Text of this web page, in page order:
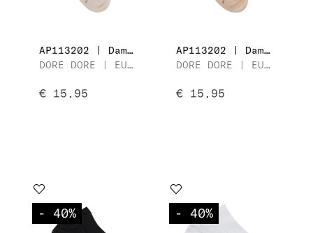
AP113202 | Dames Sneaker
DORE DORE | EUREKA COTON EGYPTIEN
€ 15.95
AP113202 | Dames Sneaker
DORE DORE | EUREKA COTON EGYPTIEN
€ 15.95
- 40% - 40%